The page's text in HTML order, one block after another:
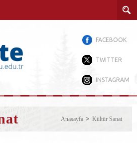
FACEBOOK
TWITTER
INSTAGRAM
Anasayfa Kültür Sanat